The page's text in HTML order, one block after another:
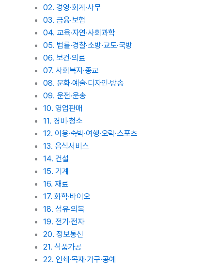
02. 경영·회계·사무
03. 금융·보험
04. 교육·자연·사회과학
05. 법률·경찰·소방·교도·국방
06. 보건·의료
07. 사회복지·종교
08. 문화·예술·디자인·방송
09. 운전·운송
10. 영업판매
11. 경비·청소
12. 이용·숙박·여행·오락·스포츠
13. 음식서비스
14. 건설
15. 기계
16. 재료
17. 화학·바이오
18. 섬유·의복
19. 전기·전자
20. 정보통신
21. 식품가공
22. 인쇄·목재·가구·공예